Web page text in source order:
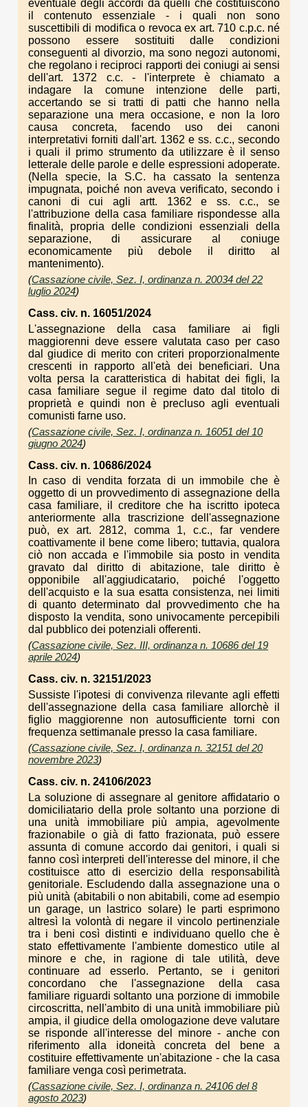
eventuale degli accordi da quelli che costituiscono
il contenuto essenziale - i quali non sono
suscettibili di modifica o revoca ex art. 710 c.p.c. né
possono essere sostituiti dalle condizioni
conseguenti al divorzio, ma sono negozi autonomi,
che regolano i reciproci rapporti dei coniugi ai sensi
dell'art. 1372 c.c. - l'interprete è chiamato a
indagare la comune intenzione delle parti,
accertando se si tratti di patti che hanno nella
separazione una mera occasione, e non la loro
causa concreta, facendo uso dei canoni
interpretativi forniti dall'art. 1362 e ss. c.c., secondo
i quali il primo strumento da utilizzare è il senso
letterale delle parole e delle espressioni adoperate.
(Nella specie, la S.C. ha cassato la sentenza
impugnata, poiché non aveva verificato, secondo i
canoni di cui agli artt. 1362 e ss. c.c., se
l'attribuzione della casa familiare rispondesse alla
finalità, propria delle condizioni essenziali della
separazione, di assicurare al coniuge
economicamente più debole il diritto al
mantenimento).
(Cassazione civile, Sez. I, ordinanza n. 20034 del 22
luglio 2024)
Cass. civ. n. 16051/2024
L'assegnazione della casa familiare ai figli
maggiorenni deve essere valutata caso per caso
dal giudice di merito con criteri proporzionalmente
crescenti in rapporto all'età dei beneficiari. Una
volta persa la caratteristica di habitat dei figli, la
casa familiare segue il regime dato dal titolo di
proprietà e quindi non è precluso agli eventuali
comunisti farne uso.
(Cassazione civile, Sez. I, ordinanza n. 16051 del 10
giugno 2024)
Cass. civ. n. 10686/2024
In caso di vendita forzata di un immobile che è
oggetto di un provvedimento di assegnazione della
casa familiare, il creditore che ha iscritto ipoteca
anteriormente alla trascrizione dell'assegnazione
può, ex art. 2812, comma 1, c.c., far vendere
coattivamente il bene come libero; tuttavia, qualora
ciò non accada e l'immobile sia posto in vendita
gravato dal diritto di abitazione, tale diritto è
opponibile all'aggiudicatario, poiché l'oggetto
dell'acquisto e la sua esatta consistenza, nei limiti
di quanto determinato dal provvedimento che ha
disposto la vendita, sono univocamente percepibili
dal pubblico dei potenziali offerenti.
(Cassazione civile, Sez. III, ordinanza n. 10686 del 19
aprile 2024)
Cass. civ. n. 32151/2023
Sussiste l'ipotesi di convivenza rilevante agli effetti
dell'assegnazione della casa familiare allorchè il
figlio maggiorenne non autosufficiente torni con
frequenza settimanale presso la casa familiare.
(Cassazione civile, Sez. I, ordinanza n. 32151 del 20
novembre 2023)
Cass. civ. n. 24106/2023
La soluzione di assegnare al genitore affidatario o
domiciliatario della prole soltanto una porzione di
una unità immobiliare più ampia, agevolmente
frazionabile o già di fatto frazionata, può essere
assunta di comune accordo dai genitori, i quali si
fanno così interpreti dell'interesse del minore, il che
costituisce atto di esercizio della responsabilità
genitoriale. Escludendo dalla assegnazione una o
più unità (abitabili o non abitabili, come ad esempio
un garage, un lastrico solare) le parti esprimono
altresì la volontà di negare il vincolo pertinenziale
tra i beni così distinti e individuano quello che è
stato effettivamente l'ambiente domestico utile al
minore e che, in ragione di tale utilità, deve
continuare ad esserlo. Pertanto, se i genitori
concordano che l'assegnazione della casa
familiare riguardi soltanto una porzione di immobile
circoscritta, nell'ambito di una unità immobiliare più
ampia, il giudice della omologazione deve valutare
se risponde all'interesse del minore - anche con
riferimento alla idoneità concreta del bene a
costituire effettivamente un'abitazione - che la casa
familiare venga così perimetrata.
(Cassazione civile, Sez. I, ordinanza n. 24106 del 8
agosto 2023)